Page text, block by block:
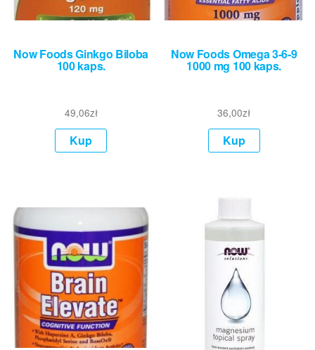
Now Foods Ginkgo Biloba
100 kaps.
49,06zł
Kup
Now Foods Omega 3-6-9
1000 mg 100 kaps.
36,00zł
Kup